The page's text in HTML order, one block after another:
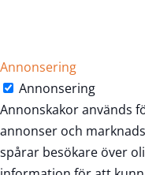
Annonsering
Annonsering
Annonskakor används
annonser och
spårar besökare över